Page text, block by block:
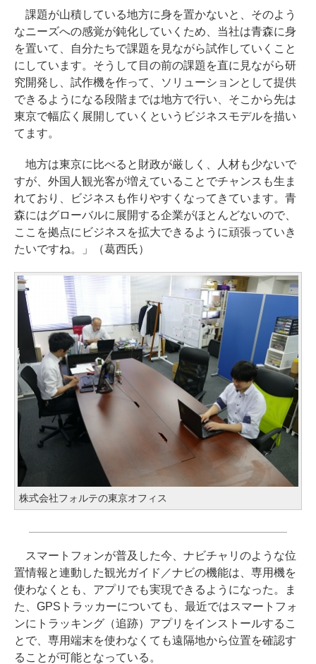
課題が山積している地方に身を置かないと、そのよう
なニーズへの感覚が鈍化していくため、当社は青森に身
を置いて、自分たちで課題を見ながら試作していくこと
にしています。そうして目の前の課題を直に見ながら研
究開発し、試作機を作って、ソリューションとして提供
できるようになる段階までは地方で行い、そこから先は
東京で幅広く展開していくというビジネスモデルを描い
てます。
地方は東京に比べると財政が厳しく、人材も少ないで
すが、外国人観光客が増えていることでチャンスも生ま
れており、ビジネスも作りやすくなってきています。青
森にはグローバルに展開する企業がほとんどないので、
ここを拠点にビジネスを拡大できるように頑張っていき
たいですね。」（葛西氏）
株式会社フォルテの東京オフィス
スマートフォンが普及した今、ナビチャリのような位
置情報と連動した観光ガイド／ナビの機能は、専用機を
使わなくとも、アプリでも実現できるようになった。ま
た、GPSトラッカーについても、最近ではスマートフォ
ンにトラッキング（追跡）アプリをインストールするこ
とで、専用端末を使わなくても遠隔地から位置を確認す
ることが可能となっている。